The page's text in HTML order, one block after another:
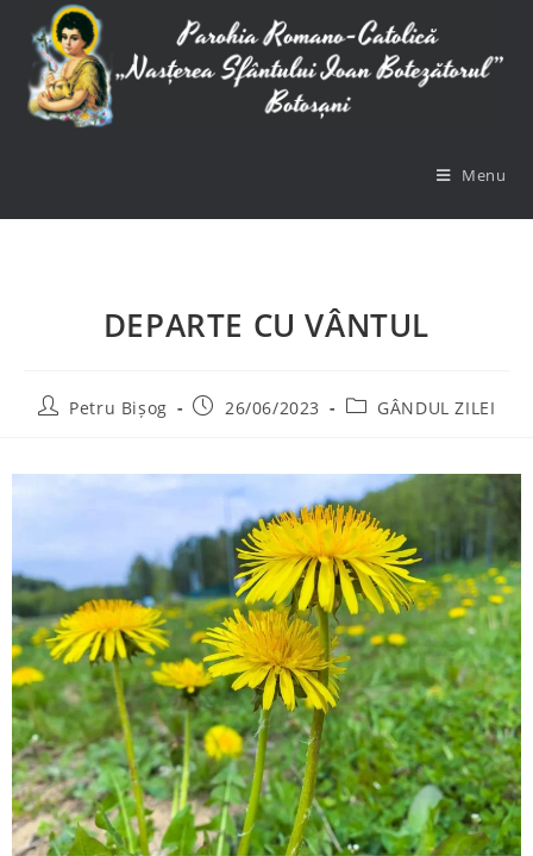
Menu
DEPARTE CU VÂNTUL
Petru Bișog 26/06/2023 GÂNDUL ZILEI